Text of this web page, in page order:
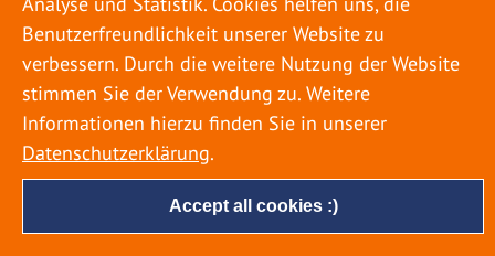
lieber in der Heimat. Wenn Sie für eine längere
Zeit wegfahren möchten, gibt es einige Dinge zu
beachten, damit nicht anschließend eine böse
Überraschung auf Sie wartet. Um einen
möglichst entspannten Urlaub zu […]
Accept all cookies :)
Benutzerfreundlichkeit unserer Website zu
verbessern. Durch die weitere Nutzung der Website
stimmen Sie der Verwendung zu. Weitere
Informationen hierzu finden Sie in unserer
Datenschutzerklärung.